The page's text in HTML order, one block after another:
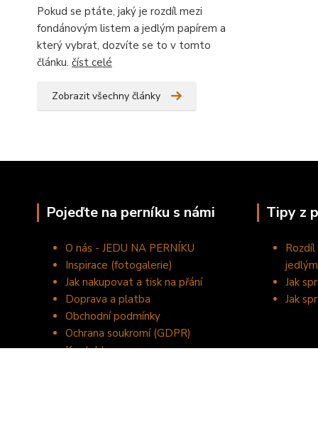
Pokud se ptáte, jaký je rozdíl mezi
fondánovým listem a jedlým papírem a
který vybrat, dozvíte se to v tomto
článku. číst celé
Zobrazit všechny články
Pojeďte na perníku s námi
O nás - JEDU NA PERNÍKU
Inspirace (fotogalerie)
Jak nakupovat a tisk na přání
Doprava a platba
Obchodní podmínky
Ochrana soukromí (GDPR)
Kontakty
Tipy z
Jak
Jak